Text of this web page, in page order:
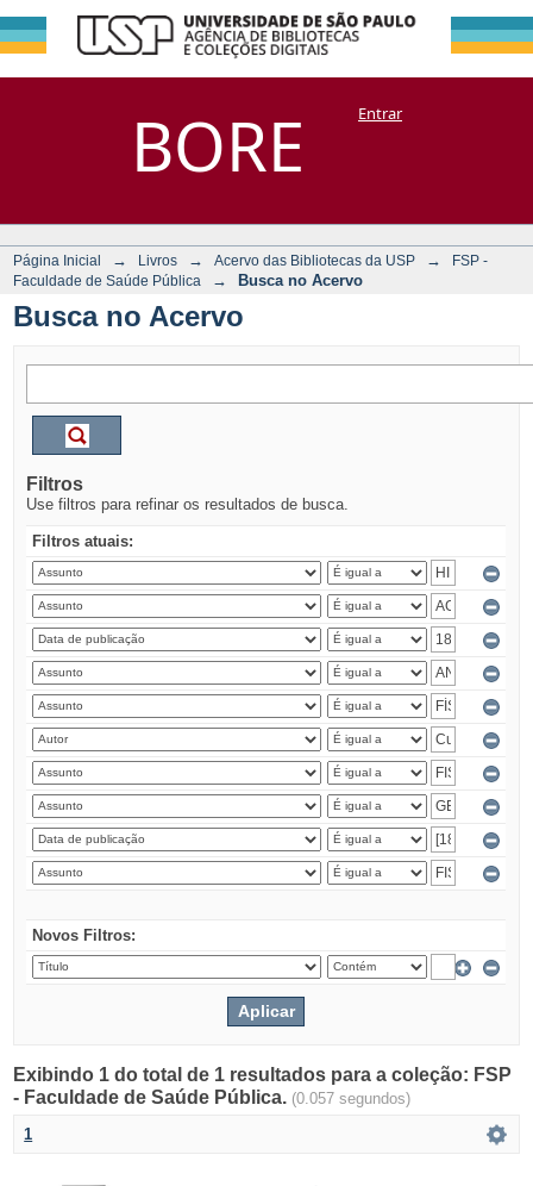
BORE
Busca no Acervo
DSpace/Manakin + CoriscoEntrar
Página Inicial → Livros → Acervo das Bibliotecas da USP →
FSP -
Faculdade de Saúde Pública
→ Busca no Acervo
Busca no Acervo
Filtros
Use filtros para refinar os resultados de busca.
Filtros atuais:
Novos Filtros:
Exibindo 1 do total de 1 resultados para a coleção: FSP
- Faculdade de Saúde Pública. (0.057 segundos)
1